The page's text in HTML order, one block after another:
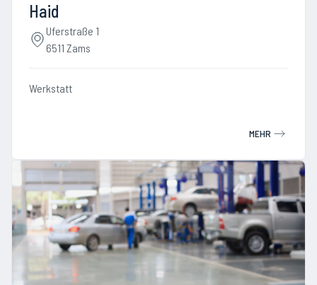
Haid
Uferstraße 1
6511 Zams
Werkstatt
MEHR